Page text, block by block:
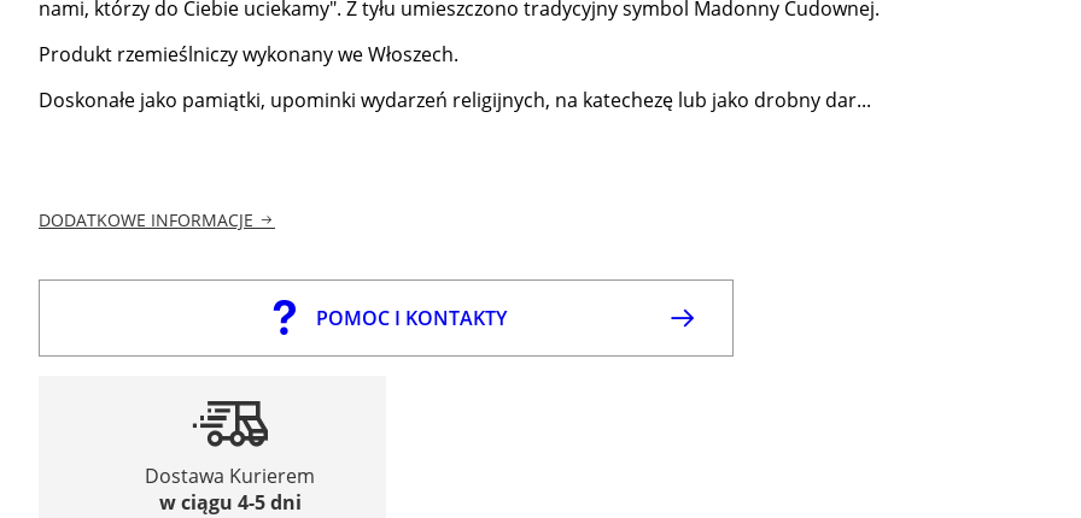
nami, którzy do Ciebie uciekamy". Z tyłu umieszczono tradycyjny symbol Madonny Cudownej.
Produkt rzemieślniczy wykonany we Włoszech.
Doskonałe jako pamiątki, upominki wydarzeń religijnych, na katechezę lub jako drobny dar...
DODATKOWE INFORMACJE
POMOC I KONTAKTY
Dostawa Kurierem
w ciągu 4-5 dni